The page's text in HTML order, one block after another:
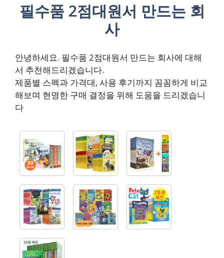
필수품 2점대원서 만드는 회
사
안녕하세요. 필수품 2점대원서 만드는 회사에 대해
서 추천해드리겠습니다.
제품별 스펙과 가격대, 사용 후기까지 꼼꼼하게 비교
해보며 현명한 구매 결정을 위해 도움을 드리겠습니
다